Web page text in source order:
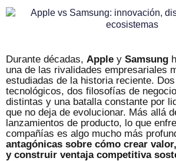
Durante décadas, Apple y Samsung
una de las rivalidades empresariales
estudiadas de la historia reciente.
tecnológicos, dos filosofías de
distintas y una batalla constante por
que no deja de evolucionar. Más allá
lanzamientos de producto, lo que
compañías es algo mucho más
antagónicas sobre cómo crear
y construir ventaja competitiva